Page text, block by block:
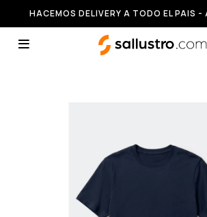
HACEMOS DELIVERY A TODO EL PAIS -
RUNNING HASTA 50% OFF
